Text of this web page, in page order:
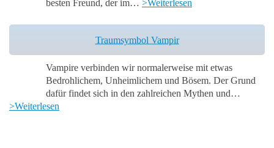
besten Freund, der im… >Weiterlesen
Traumsymbol Vampir
Vampire verbinden wir normalerweise mit etwas
Bedrohlichem, Unheimlichem und Bösem. Der Grund
dafür findet sich in den zahlreichen Mythen und…
>Weiterlesen